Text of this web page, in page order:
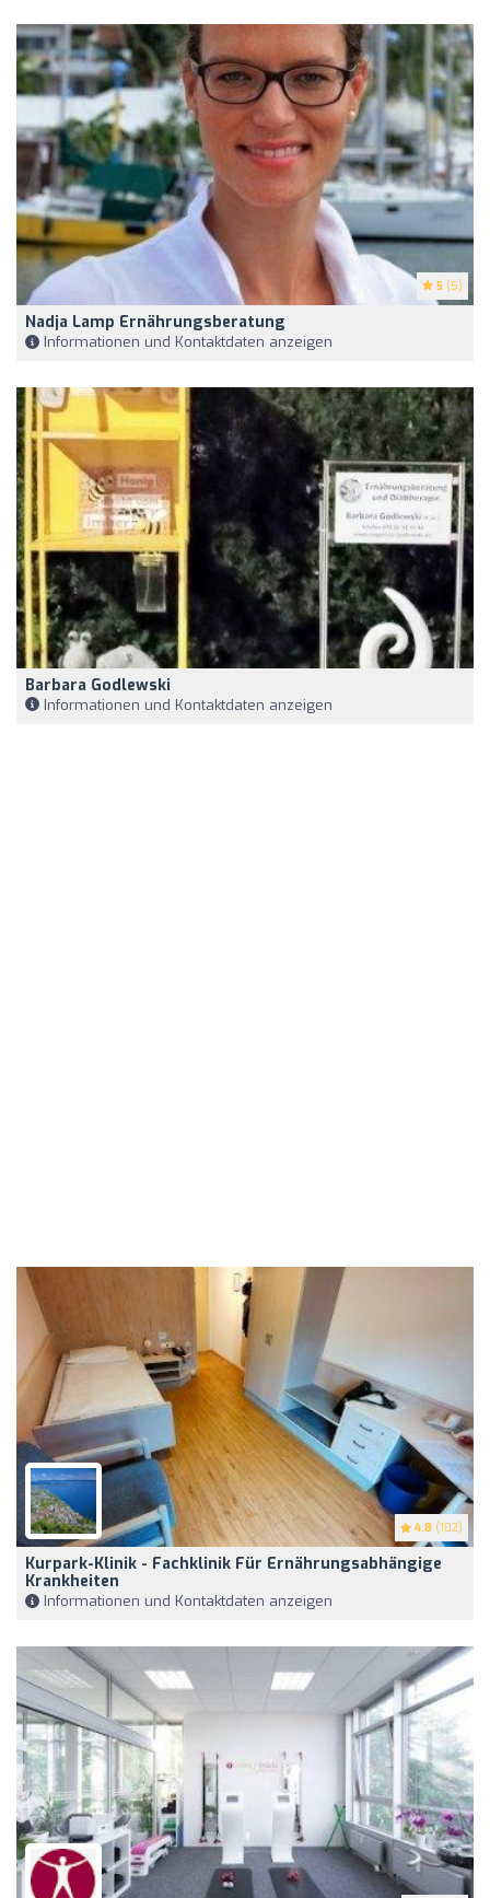
5 (5)
Nadja Lamp Ernährungsberatung
Informationen und Kontaktdaten anzeigen
Barbara Godlewski
Informationen und Kontaktdaten anzeigen
4.8 (102)
Kurpark-Klinik - Fachklinik Für Ernährungsabhängige
Krankheiten
Informationen und Kontaktdaten anzeigen